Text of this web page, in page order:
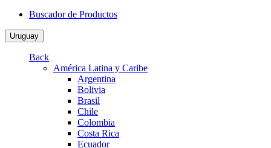
Buscador de Productos
Uruguay
Back
América Latina y Caribe
Argentina
Bolivia
Brasil
Chile
Colombia
Costa Rica
Ecuador